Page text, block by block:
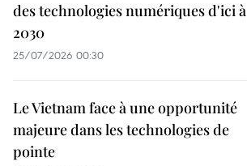
des technologies numériques d'ici à
2030
25/07/2026 00:30
Le Vietnam face à une opportunité
majeure dans les technologies de
pointe